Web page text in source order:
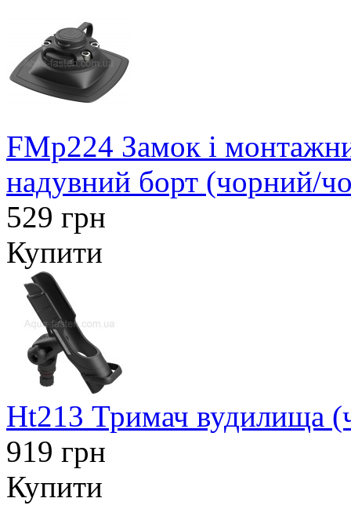
FMp224 Замок і
надувний борт (чорний/
529 грн
Купити
Ht213 Тримач вудилища
919 грн
Купити